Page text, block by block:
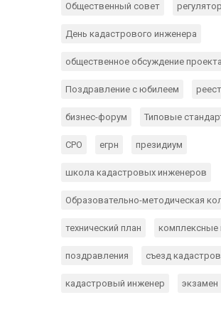
Общественный совет
День кадастрового инженера
общественное обсуждение
Поздравление с юбилеем
бизнес-форум Типовые
СРО егрн президиум
школа кадастровых инженеров
Образовательно-методическая
технический план комплексные
поздравления съезд
кадастровый инженер экзамен